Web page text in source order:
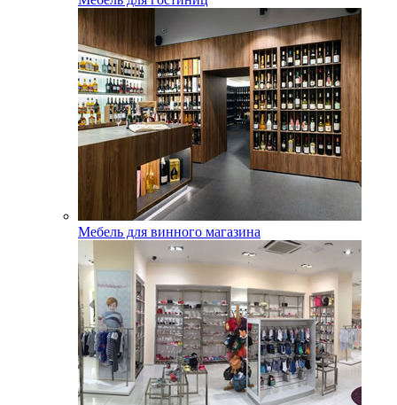
Мебель для винного магазина